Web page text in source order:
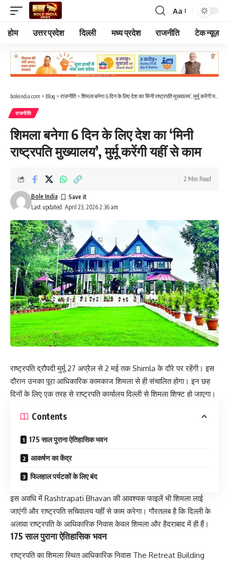
Font
Resizer
Aa
होम उत्तर प्रदेश दिल्ली मध्य प्रदेश राजनीति टेक न्यूज़
boleindia.com > Blog > राजनीति> शिमला बनेगा 6 दिन के लिए देश का ‘मिनी राष्ट्रपति मुख्यालय’, मुर्मू करेंगी यहीं से काम
राजनीति
शिमला बनेगा 6 दिन के लिए देश का ‘मिनी
राष्ट्रपति मुख्यालय’, मुर्मू करेंगी यहीं से काम
Last updated: April 23, 2026 2:36 am
Bole India
2 Min Read
राष्ट्रपति द्रौपदी मुर्मू 27 अप्रैल से 2 मई तक Shimla के दौरे पर रहेंगी। इस
दौरान उनका पूरा आधिकारिक कामकाज शिमला से ही संचालित होगा। इन छह
दिनों के लिए एक तरह से राष्ट्रपति कार्यालय दिल्ली से शिमला शिफ्ट हो जाएगा।
Contents
175 साल पुराना ऐतिहासिक भवन
आकर्षण का केंद्र
फिलहाल पर्यटकों के लिए बंद
इस अवधि में Rashtrapati Bhavan की आवश्यक फाइलें भी शिमला लाई
जाएंगी और राष्ट्रपति सचिवालय यहीं से काम करेगा। गौरतलब है कि दिल्ली के
अलावा राष्ट्रपति के आधिकारिक निवास केवल शिमला और हैदराबाद में ही हैं।
175 साल पुराना ऐतिहासिक भवन
राष्ट्रपति का शिमला स्थित आधिकारिक निवास The Retreat Building